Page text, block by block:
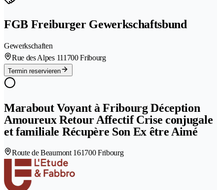
FGB Freiburger Gewerkschaftsbund
Gewerkschaften
Rue des Alpes 111700 Fribourg
Termin reservieren
Marabout Voyant à Fribourg Déception
Amoureux Retour Affectif Crise conjugale
et familiale Récupère Son Ex être Aimé
Route de Beaumont 161700 Fribourg